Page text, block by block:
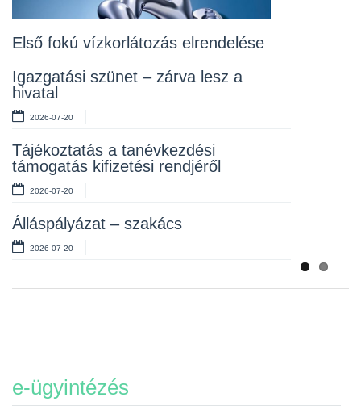
Első fokú vízkorlátozás elrendelése
Igazgatási szünet – zárva lesz a
hivatal
2026-07-20
Tájékoztatás a tanévkezdési
támogatás kifizetési rendjéről
2026-07-20
Álláspályázat – szakács
2026-07-20
2026-07-10
Rendelet kihirdetése
2026-07-10
Álláspályázat – takarító
2026-07-06
e-ügyintézés